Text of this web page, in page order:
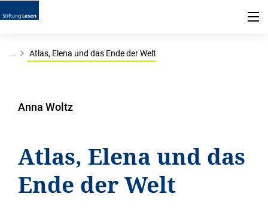
... Atlas, Elena und das Ende der Welt
Anna Woltz
Atlas, Elena und das
Ende der Welt